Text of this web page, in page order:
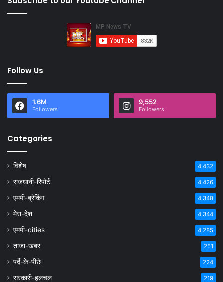
Follow Us
1.6M
Followers
9,552
Followers
Categories
विशेष 4,432
राजधानी-रिपोर्ट 4,426
एमपी-ब्रेकिंग 4,348
मेरा-देश 4,344
एमपी-cities 4,285
ताजा-खबर 251
पर्दे-के-पीछे 224
सरकारी-हलचल 219